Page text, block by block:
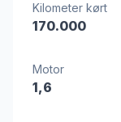
Kilometer kørt
170.000
Motor
1,6